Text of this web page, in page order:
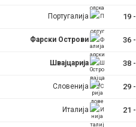
Португалија 19-
Фарски Острови 36-
Швајцарија 38-
Словенија 29-
Италија 21 -